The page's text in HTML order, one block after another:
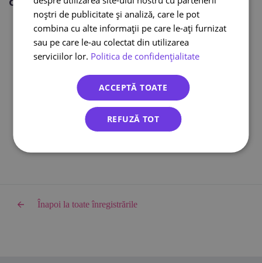
Curier international
Curier online
DPD curier
Cargus Ship & Go
Integrari eCommerce
Lockere FANbox
Transport bicicleta curier
Cargus livreaza sambata
Înapoi la toate înregistrările
noștri de publicitate și analiză, care le pot
combina cu alte informații pe care le-ați furnizat
sau pe care le-au colectat din utilizarea
serviciilor lor. Politica de confidențialitate
ACCEPTĂ TOATE
REFUZĂ TOT